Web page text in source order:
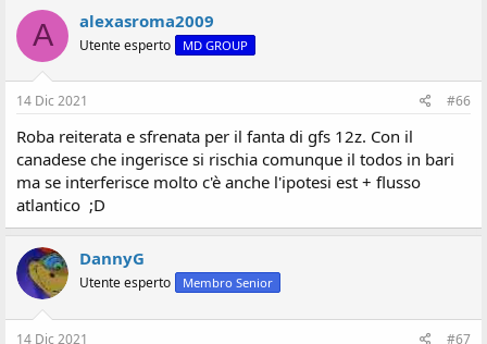
A alexasroma2009
Utente esperto MD GROUP
14 Dic 2021 #66
Roba reiterata e sfrenata per il fanta di gfs 12z. Con il
canadese che ingerisce si rischia comunque il todos in bari
ma se interferisce molto c'è anche l'ipotesi est + flusso
atlantico ;D
DannyG
Utente esperto Membro Senior
14 Dic 2021 #67